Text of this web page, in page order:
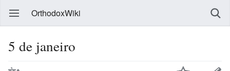
OrthodoxWiki
5 de janeiro